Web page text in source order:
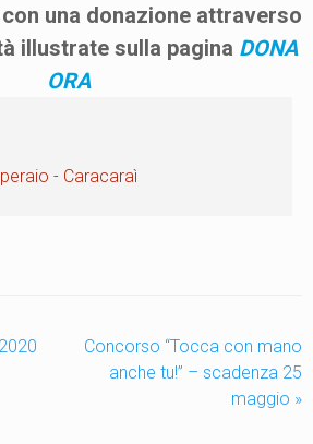
una donazione attraverso
illustrate sulla pagina DONA
ORA
- Caracaraì
Concorso “Tocca con mano
anche tu!” – scadenza 25
maggio »